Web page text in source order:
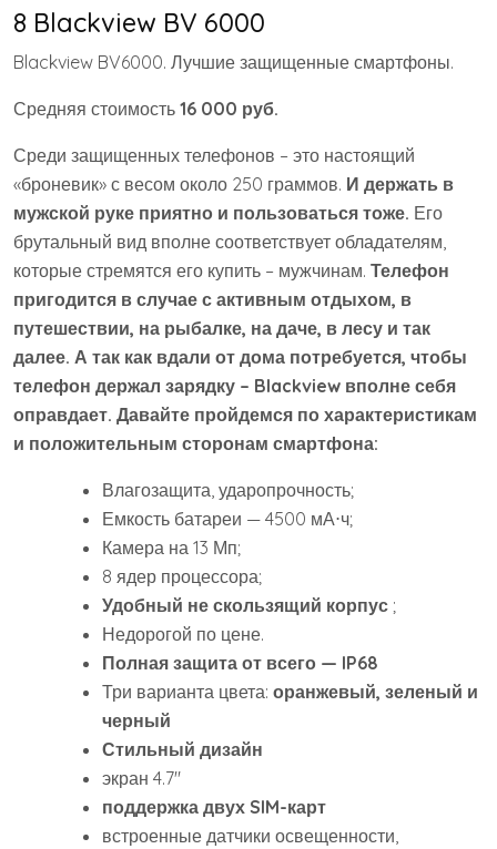
8 Blackview BV 6000
Blackview BV6000. Лучшие защищенные смартфоны.
Средняя стоимость 16 000 руб.
Среди защищенных телефонов – это настоящий
«броневик» с весом около 250 граммов. И держать в
мужской руке приятно и пользоваться тоже. Его
брутальный вид вполне соответствует обладателям,
которые стремятся его купить – мужчинам. Телефон
пригодится в случае с активным отдыхом, в
путешествии, на рыбалке, на даче, в лесу и так
далее. А так как вдали от дома потребуется, чтобы
телефон держал зарядку – Blackview вполне себя
оправдает. Давайте пройдемся по характеристикам
и положительным сторонам смартфона:
Влагозащита, ударопрочность;
Емкость батареи — 4500 мА⋅ч;
Камера на 13 Мп;
8 ядер процессора;
Удобный не скользящий корпус ;
Недорогой по цене.
Полная защита от всего — IP68
Три варианта цвета: оранжевый, зеленый и
черный
Стильный дизайн
экран 4.7″
поддержка двух SIM-карт
встроенные датчики освещенности,